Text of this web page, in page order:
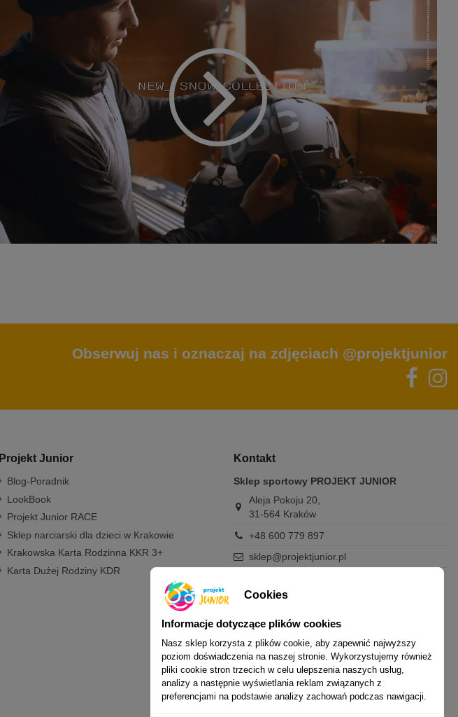
Obserwuj nas i oznaczaj na zdjęciach @projektjunior
Projekt Junior
Blog-Poradnik
LookBook
Projekt Junior RACE
Sklep narciarski dla dzieci w Krakowie
Krakowska Karta Rodzinna KKR 3+
Karta Dużej Rodziny KDR
Kontakt
Sklep sportowy PROJEKT JUNIOR
Aleja Pokoju 20,
31-564 Kraków
+48 600 779 897
sklep@projektjunior.pl
poniedziałek - piątek: 11.00-19.00
niedziela (każda): nieczynne
Nie odpowiadamy na wiadomości SMS. W
sprawach dotyczących zamówień i oferty
prosimy o kontakt mailowy, telefoniczny lub
przez Messenger.
Cookies
Informacje dotyczące plików cookies
Nasz sklep korzysta z plików cookie, aby zapewnić najwyższy
poziom doświadczenia na naszej stronie. Wykorzystujemy również
pliki cookie stron trzecich w celu ulepszenia naszych usług,
analizy a następnie wyświetlania reklam związanych z
preferencjami na podstawie analizy zachowań podczas nawigacji.